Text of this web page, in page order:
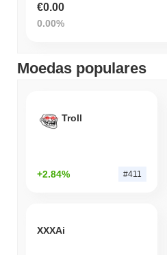
€0.00
0.00%
Moedas populares
Troll
+2.84% #411
XXXAi